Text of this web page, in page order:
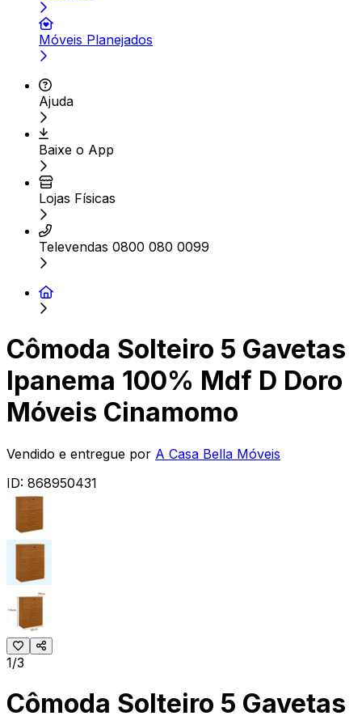
Móveis Planejados
Ajuda
Baixe o App
Lojas Físicas
Televendas 0800 080 0099
Cômoda Solteiro 5 Gavetas
Ipanema 100% Mdf D Doro
Móveis Cinamomo
Vendido e entregue por A Casa Bella Móveis
ID: 868950431
1/3
Cômoda Solteiro 5 Gavetas